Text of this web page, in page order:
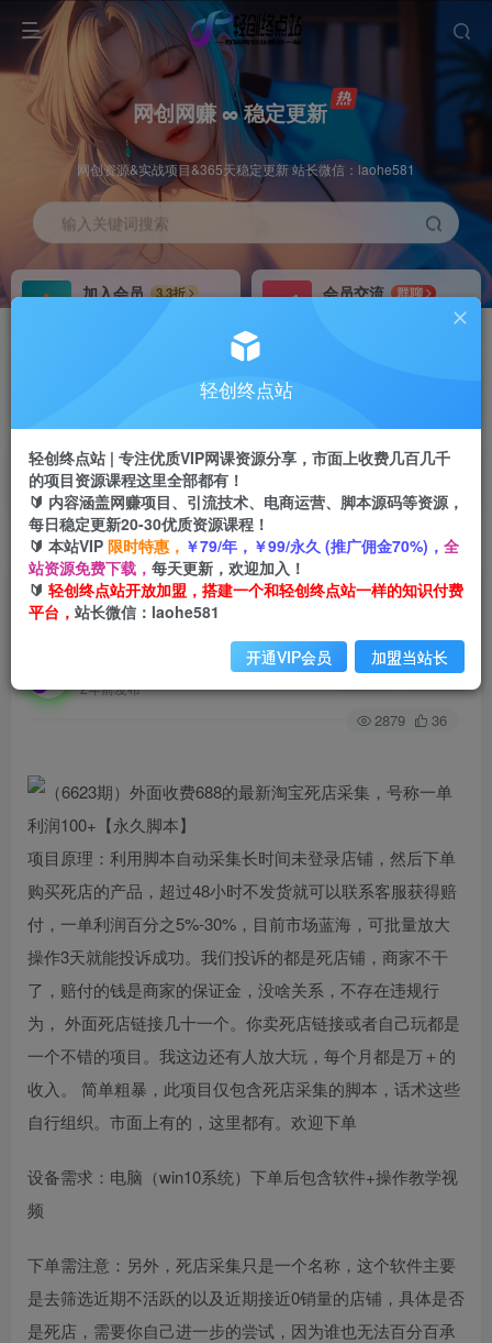
网创网赚 ∞ 稳定更新
网创资源&实战项目&365天稳定更新 站长微信：laohe581
输入关键词搜索
加入会员
3.3折
会员交流
群聊
首页 创业课程 会员专属 正文
（6623期）外面收费688的最新淘宝死店采集，号
称一单利润100+【永久脚本】
2年前发布
关注 私信
2879 36
项目原理：利用脚本自动采集长时间未登录店铺，然后下单
购买死店的产品，超过48小时不发货就可以联系客服获得赔
付，一单利润百分之5%-30%，目前市场蓝海，可批量放大
操作3天就能投诉成功。我们投诉的都是死店铺，商家不干
了，赔付的钱是商家的保证金，没啥关系，不存在违规行
为， 外面死店链接几十一个。你卖死店链接或者自己玩都是
一个不错的项目。我这边还有人放大玩，每个月都是万＋的
收入。 简单粗暴，此项目仅包含死店采集的脚本，话术这些
自行组织。市面上有的，这里都有。欢迎下单
设备需求：电脑（win10系统）下单后包含软件+操作教学视
频
下单需注意：另外，死店采集只是一个名称，这个软件主要
是去筛选近期不活跃的以及近期接近0销量的店铺，具体是否
是死店，需要你自己进一步的尝试，因为谁也无法百分百承
轻创终点站
轻创终点站 | 专注优质VIP网课资源分享，市面上收费几百几千
的项目资源课程这里全部都有！
🔰 内容涵盖网赚项目、引流技术、电商运营、脚本源码等资源，
每日稳定更新20-30优质资源课程！
🔰 本站VIP 限时特惠， ￥79/年，￥99/永久 (推广佣金70%)， 全
站资源免费下载， 每天更新，欢迎加入！
🔰 轻创终点站开放加盟，搭建一个和轻创终点站一样的知识付费
平台， 站长微信：laohe581
开通VIP会员 加盟当站长